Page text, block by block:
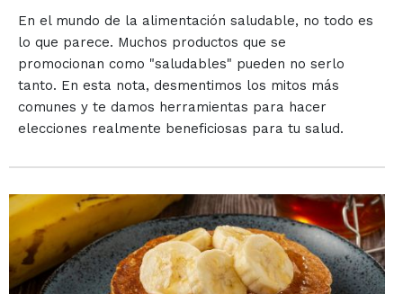
En el mundo de la alimentación saludable, no todo es
lo que parece. Muchos productos que se
promocionan como "saludables" pueden no serlo
tanto. En esta nota, desmentimos los mitos más
comunes y te damos herramientas para hacer
elecciones realmente beneficiosas para tu salud.